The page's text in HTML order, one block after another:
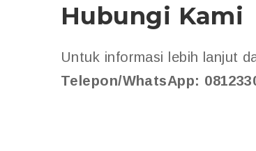
Hubungi Kami
Untuk informasi lebih lanjut
Telepon/WhatsApp: